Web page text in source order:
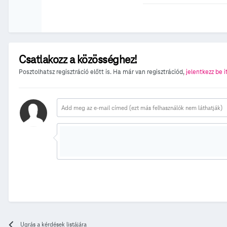
Csatlakozz a közösséghez!
Posztolhatsz regisztráció előtt is. Ha már van regisztrációd,jelentkezz be
Ugrás a kérdések listájára